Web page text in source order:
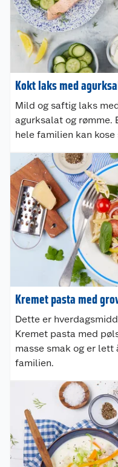
Kokt laks med
Mild og saftig laks
agurksalat og rømme.
hele familien kan kose
Kremet pasta med
Dette er
Kremet pasta med
masse smak og er
familien.